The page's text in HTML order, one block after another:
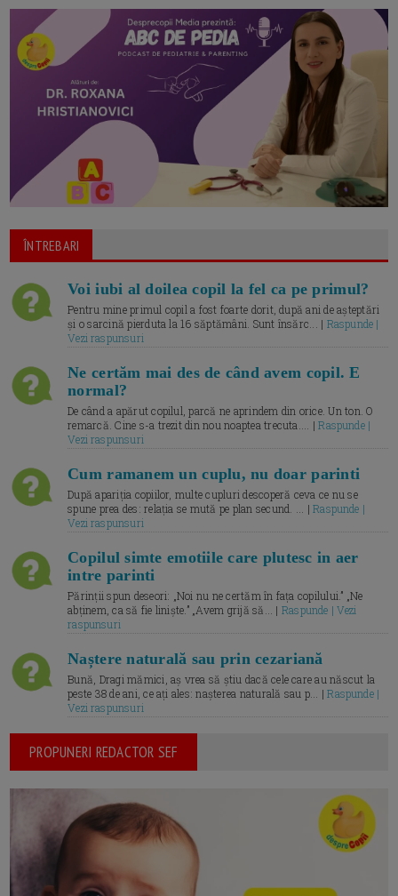
ÎNTREBARI
Voi iubi al doilea copil la fel ca pe primul?
Pentru mine primul copil a fost foarte dorit, după ani de așteptări
și o sarcină pierduta la 16 săptămâni. Sunt însărc... | Raspunde |
Vezi raspunsuri
Ne certăm mai des de când avem copil. E
normal?
De când a apărut copilul, parcă ne aprindem din orice. Un ton. O
remarcă. Cine s-a trezit din nou noaptea trecuta.... |Raspunde |
Vezi raspunsuri
Cum ramanem un cuplu, nu doar parinti
După apariția copiilor, multe cupluri descoperă ceva ce nu se
spune prea des: relația se mută pe plan secund. ... |Raspunde |
Vezi raspunsuri
Copilul simte emotiile care plutesc in aer
intre parinti
Părinții spun deseori: „Noi nu ne certăm în fața copilului.” „Ne
abținem, ca să fie liniște.” „Avem grijă să... | Raspunde | Vezi
raspunsuri
Naștere naturală sau prin cezariană
Bună, Dragi mămici, aș vrea să știu dacă cele care au născut la
peste 38 de ani, ce ați ales: nașterea naturală sau p... |Raspunde |
Vezi raspunsuri
PROPUNERI REDACTOR SEF